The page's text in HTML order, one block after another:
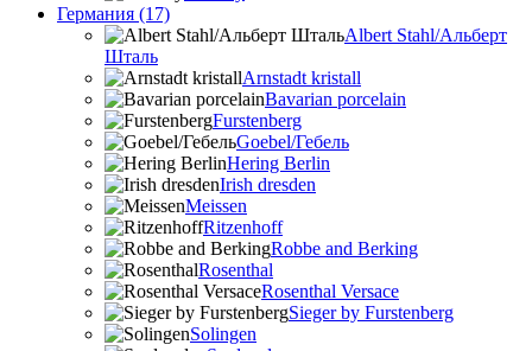
Германия (17)
Albert Stahl/Альбеpт
Шталь
Arnstadt kristall
Bavarian porcelain
Furstenberg
Goebel/Гебель
Hering Berlin
Irish dresden
Meissen
Ritzenhoff
Robbe and Berking
Rosenthal
Rosenthal Versace
Sieger by Furstenberg
Solingen